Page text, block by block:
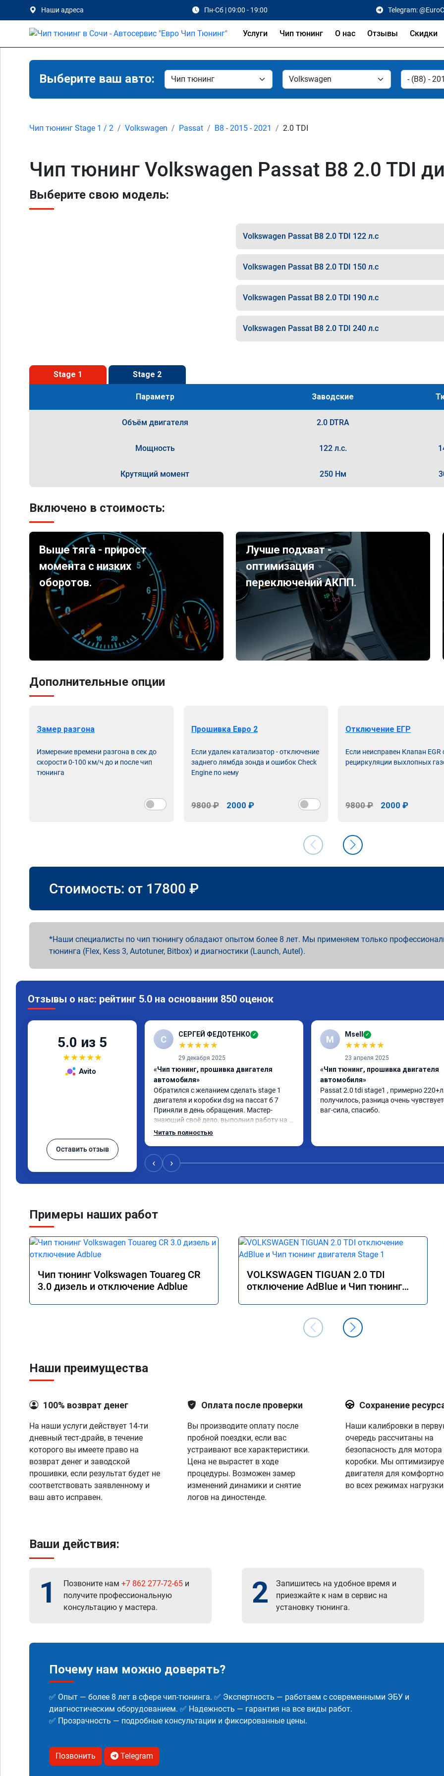
Наши адреса Пн-Сб | 09:00 - 19:00 Telegram:
Услуги Чип тюнинг О нас Отзывы Скидки
Выберите ваш авто:
Чип тюнинг Stage 1 / 2 Volkswagen Passat B8 - 2015 - 2021 2.0 TDI
Чип тюнинг Volkswagen Passat B8 2.0 TDI
Выберите свою модель:
Volkswagen Passat B8 2.0 TDI 122 л.с
Volkswagen Passat B8 2.0 TDI 150 л.с
Volkswagen Passat B8 2.0 TDI 190 л.с
Volkswagen Passat B8 2.0 TDI 240 л.с
Stage 1 Stage 2
Параметр Заводские
Объём двигателя 2.0 DTRA
Мощность 122 л.с.
Крутящий момент 250 Нм
Включено в стоимость:
Выше тяга - прирост
момента с низких
оборотов.
Лучше подхват -
оптимизация
переключений АКПП.
Дополнительные опции
Замер разгона
Измерение времени разгона в сек до
скорости 0-100 км/ч до и после чип
тюнинга
Прошивка Евро 2
Если удален катализатор - отключение
заднего лямбда зонда и ошибок Check
Engine по нему
9800 ₽ 2000 ₽
Отключение ЕГР
Если неисправен Клапан EGR
рециркуляции выхлопных
9800 ₽ 2000 ₽
Стоимость: от 17800 ₽
Наши специалисты по чип тюнингу обладают опытом более 8 лет. Мы применяем только
тюнинга (Flex, Kess 3, Autotuner, Bitbox) и диагностики (Launch, Autel).
Отзывы о нас: рейтинг 5.0 на основании 850 оценок
5.0 из 5
★★★★★
Avito
Оставить отзыв
С СЕРГЕЙ ФЕДОТЕНКО ✓
★★★★★
29 декабря 2025
«Чип тюнинг, прошивка двигателя
автомобиля»
Обратился с желанием сделать stage 1
двигателя и коробки dsg на пассат б 7
Приняли в день обращения. Мастер-
знающий своё дело, выполнил работу на
💯 процентов!!! Через 1.5 часа (время на
прошивку А 011851 . Рекомендую!!!
Читать полностью
M Msell ✓
★★★★★
23 апреля 2025
«Чип тюнинг, прошивка двигателя
автомобиля»
Passat 2.0 tdi stage1 , примерно
получилось, разница очень
ваг-сила, спасибо.
‹ ›
Примеры наших работ
Чип тюнинг Volkswagen Touareg CR
3.0 дизель и отключение Adblue
VOLKSWAGEN TIGUAN 2.0 TDI
отключение AdBlue и Чип тюнинг
Наши преимущества
100% возврат денег
На наши услуги действует 14-ти
дневный тест-драйв, в течение
которого вы имеете право на
возврат денег и заводской
прошивки, если результат будет не
соответствовать заявленному и
ваш авто исправен.
Оплата после проверки
Вы производите оплату после
пробной поездки, если вас
устраивают все характеристики.
Цена не вырастет в ходе
процедуры. Возможен замер
изменений динамики и снятие
логов на диностенде.
Сохранение
Наши калибровки в
очередь рассчитаны на
безопасность для мотора
коробки. Мы
двигателя для
во всех режимах
Ваши действия:
1 Позвоните нам +7 862 277-72-65 и
получите профессиональную
консультацию у мастера.
2
Запишитесь на удобное время и
приезжайте к нам в сервис на
установку тюнинга.
Почему нам можно доверять?
✅ Опыт — более 8 лет в сфере чип-тюнинга. ✅ Экспертность — работаем с современными ЭБУ и
диагностическим оборудованием. ✅ Надежность — гарантия на все виды работ.
✅ Прозрачность — подробные консультации и фиксированные цены.
Позвонить Telegram